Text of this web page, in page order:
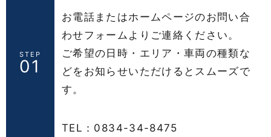
STEP
01
お電話またはホームページのお問い合
わせフォームよりご連絡ください。
ご希望の日時・エリア・車両の種類な
どをお知らせいただけるとスムーズで
す。
TEL： 0834-34-8475